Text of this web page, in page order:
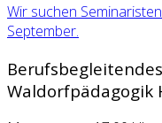
Wir suchen
September.
Waldorfpädagogik